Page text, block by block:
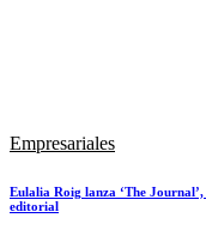
Empresariales
Eulalia Roig lanza ‘The
editorial